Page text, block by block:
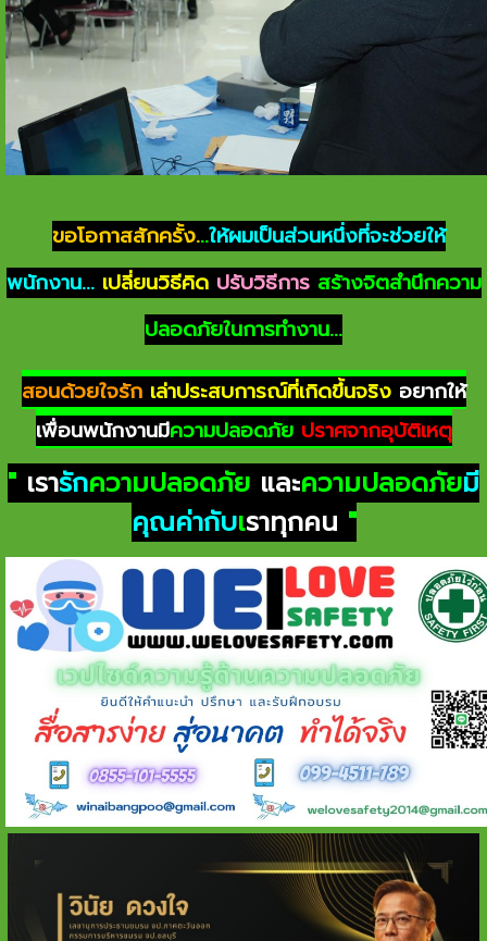
ขอโอกาสสักครั้ง...ให้ผมเป็นส่วนหนึ่งที่จะช่วยให้
พนักงาน... เปลี่ยนวิธีคิด ปรับวิธีการสร้างจิตสำนึกความ
ปลอดภัยในการทำงาน...
สอนด้วยใจรัก เล่าประสบการณ์ที่เกิดขึ้นจริง อยากให้
เพื่อนพนักงานมีความปลอดภัย ปราศจากอุบัติเหตุ
" เรารักความปลอดภัย และความปลอดภัยมี
คุณค่ากับเราทุกคน "